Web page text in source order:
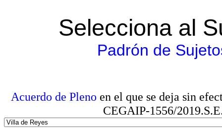
Selecciona al
Padrón de
Acuerdo de Pleno en el que se deja sin
CEGAIP-1556/